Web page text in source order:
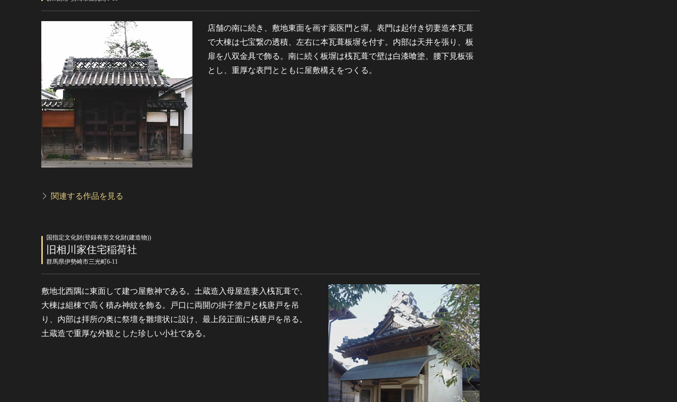
店舗の南に続き、敷地東面を画す薬医門と塀。表門は起付き切妻造本瓦葺
で大棟は七宝繋の透積、左右に本瓦葺板塀を付す。内部は天井を張り、板
扉を八双金具で飾る。南に続く板塀は桟瓦葺で壁は白漆喰塗、腰下見板張
とし、重厚な表門とともに屋敷構えをつくる。
関連する作品を見る
国指定文化財(登録有形文化財(建造物))
旧相川家住宅稲荷社
群馬県伊勢崎市三光町6-11
敷地北西隅に東面して建つ屋敷神である。土蔵造入母屋造妻入桟瓦葺で、
大棟は組棟で高く積み神紋を飾る。戸口に両開の掛子塗戸と桟唐戸を吊
り、内部は拝所の奥に祭壇を雛壇状に設け、最上段正面に桟唐戸を吊る。
土蔵造で重厚な外観とした珍しい小社である。